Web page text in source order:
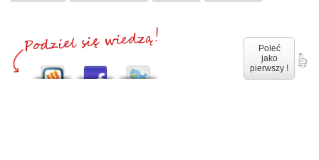
Poleć
jako
pierwszy !